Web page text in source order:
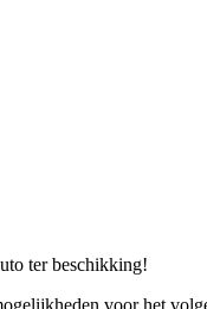
ter beschikking!